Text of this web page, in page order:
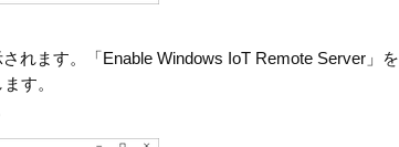
れます。「Enable Windows IoT Remote Server」を
す。